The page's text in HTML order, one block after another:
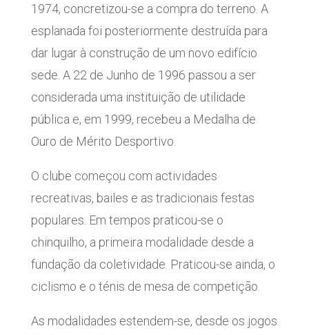
1974, concretizou-se a compra do terreno. A
esplanada foi posteriormente destruída para
dar lugar à construção de um novo edifício
sede. A 22 de Junho de 1996 passou a ser
considerada uma instituição de utilidade
pública e, em 1999, recebeu a Medalha de
Ouro de Mérito Desportivo.
O clube começou com actividades
recreativas, bailes e as tradicionais festas
populares. Em tempos praticou-se o
chinquilho, a primeira modalidade desde a
fundação da coletividade. Praticou-se ainda, o
ciclismo e o ténis de mesa de competição.
As modalidades estendem-se, desde os jogos